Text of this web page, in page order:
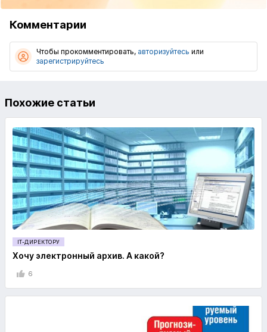
Комментарии
Чтобы прокомментировать, авторизуйтесь или
зарегистрируйтесь
Похожие статьи
IT-ДИРЕКТОРУ
Хочу электронный архив. А какой?
6